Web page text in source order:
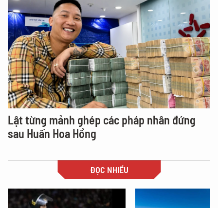
Lật từng mảnh ghép các pháp nhân đứng
sau Huấn Hoa Hồng
ĐỌC NHIỀU